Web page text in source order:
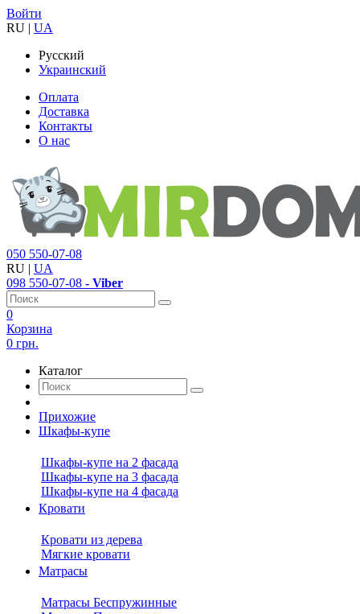
Войти
RU | UA
Русский
Украинский
Оплата
Доставка
Контакты
О нас
050 550-07-08
RU | UA
098 550-07-08 - Viber
0
Корзина
0 грн.
Каталог
Прихожие
Шкафы-купе
Шкафы-купе на 2 фасада
Шкафы-купе на 3 фасада
Шкафы-купе на 4 фасада
Кровати
Кровати из дерева
Мягкие кровати
Матрасы
Матрасы Беспружинные